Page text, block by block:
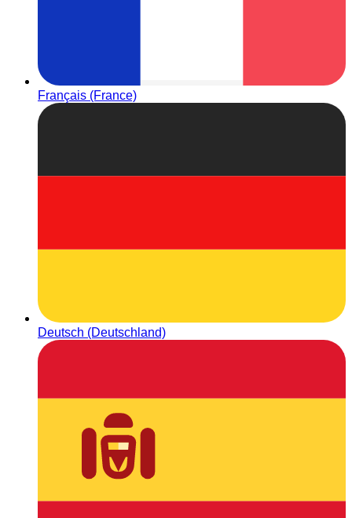
Français (France)
Deutsch (Deutschland)